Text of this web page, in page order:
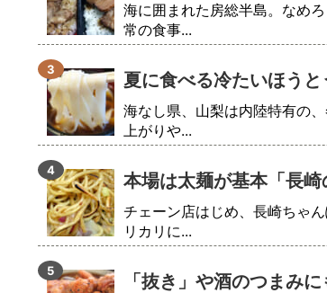
海に囲まれた房総半島。なめ
常の食事...
夏に食べる冷たいほう
海なし県、山梨は内陸特有の
上がりや...
本場は太麺が基本「長崎
チェーン店はじめ、長崎ちゃ
リカリに...
「抜き」や酒のつまみ